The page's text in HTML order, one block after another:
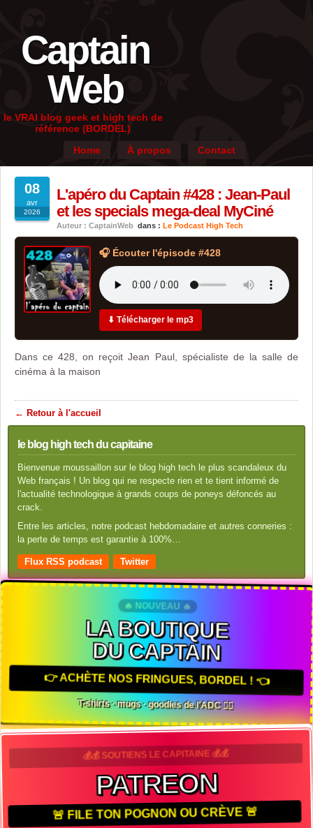
Captain
Web
le VRAI blog geek et high tech de
référence (BORDEL)
Home
À propos Contact
08
avr
2026
L'apéro du Captain #428 : Jean-Paul
et les specials mega-deal MyCiné
Auteur : CaptainWeb dans : Le Podcast High Tech
🎧 Écouter l'épisode #428
⬇ Télécharger le mp3
Dans ce 428, on reçoit Jean Paul, spécialiste de la salle de
cinéma à la maison
← Retour à l'accueil
le blog high tech du capitaine
Bienvenue moussaillon sur le blog high tech le plus scandaleux du
Web français ! Un blog qui ne respecte rien et te tient informé de
l'actualité technologique à grands coups de poneys défoncés au
crack.
Entre les articles, notre podcast hebdomadaire et autres conneries :
la perte de temps est garantie à 100%…
Flux RSS podcast Twitter
🔥 NOUVEAU 🔥
LA BOUTIQUE
DU CAPTAIN
👉 ACHÈTE NOS FRINGUES, BORDEL ! 👈
T-shirts · mugs · goodies de l'ADC 🏴‍☠️
💰💰 SOUTIENS LE CAPITAINE 💰💰
PATREON
🚨 FILE TON POGNON OU CRÈVE 🚨